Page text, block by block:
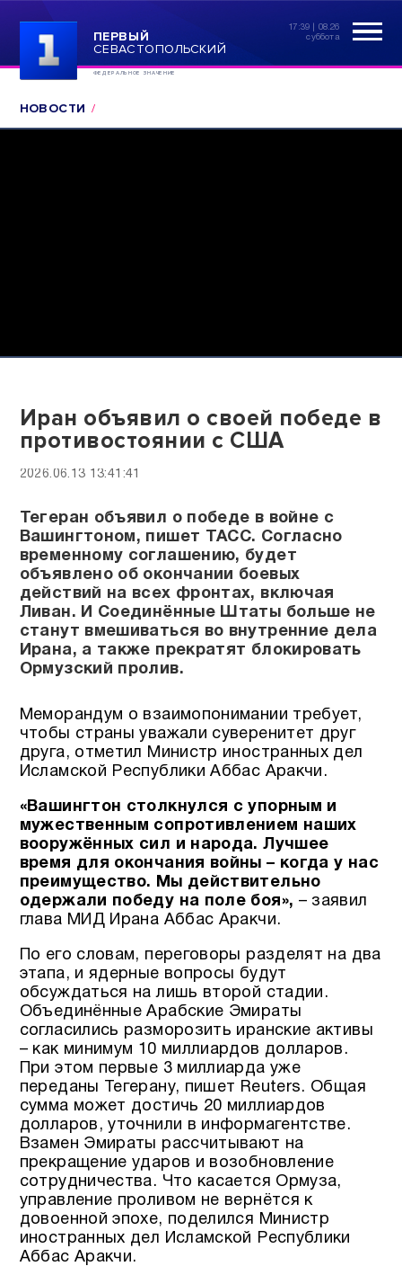
ПЕРВЫЙ
СЕВАСТОПОЛЬСКИЙ
ФЕДЕРАЛЬНОЕ ЗНАЧЕНИЕ
17:39 | 08.26
суббота
НОВОСТИ
Иран объявил о своей победе в
противостоянии с США
2026.06.13 13:41:41
Тегеран объявил о победе в войне с
Вашингтоном, пишет ТАСС. Согласно
временному соглашению, будет
объявлено об окончании боевых
действий на всех фронтах, включая
Ливан. И Соединённые Штаты больше не
станут вмешиваться во внутренние дела
Ирана, а также прекратят блокировать
Ормузский пролив.
Меморандум о взаимопонимании требует,
чтобы страны уважали суверенитет друг
друга, отметил Министр иностранных дел
Исламской Республики Аббас Аракчи.
«Вашингтон столкнулся с упорным и
мужественным сопротивлением наших
вооружённых сил и народа. Лучшее
время для окончания войны – когда у нас
преимущество. Мы действительно
одержали победу на поле боя», – заявил
глава МИД Ирана Аббас Аракчи.
По его словам, переговоры разделят на два
этапа, и ядерные вопросы будут
обсуждаться на лишь второй стадии.
Объединённые Арабские Эмираты
согласились разморозить иранские активы
– как минимум 10 миллиардов долларов.
При этом первые 3 миллиарда уже
переданы Тегерану, пишет Reuters. Общая
сумма может достичь 20 миллиардов
долларов, уточнили в информагентстве.
Взамен Эмираты рассчитывают на
прекращение ударов и возобновление
сотрудничества. Что касается Ормуза,
управление проливом не вернётся к
довоенной эпохе, поделился Министр
иностранных дел Исламской Республики
Аббас Аракчи.